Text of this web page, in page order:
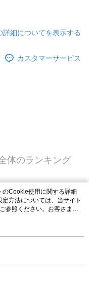
詳細についてを表示する
カスタマーサービス
体のランキング
Cookie使用に関する詳細
方法については、当サイト
参照ください。お客さま
イト利用規約のCookieポリ